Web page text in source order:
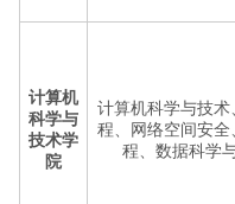
计算机
科学与
技术学
院
计算机科学与技
程、网络空间安
程、数据科学